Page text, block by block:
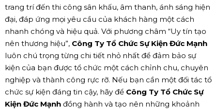
trang trí đến thi công sân khấu, âm thanh, ánh sáng hiện
đại, đáp ứng mọi yêu cầu của khách hàng một cách
nhanh chóng và hiệu quả. Với phương châm “Uy tín tạo
nên thương hiệu”, Công Ty Tổ Chức Sự Kiện Đức Mạnh
luôn chú trọng từng chi tiết nhỏ nhất để đảm bảo sự
kiện của bạn được tổ chức một cách chỉnh chu, chuyên
nghiệp và thành công rực rỡ. Nếu bạn cần một đối tác tổ
chức sự kiện đáng tin cậy, hãy để Công Ty Tổ Chức Sự
Kiện Đức Mạnh đồng hành và tạo nên những khoảnh